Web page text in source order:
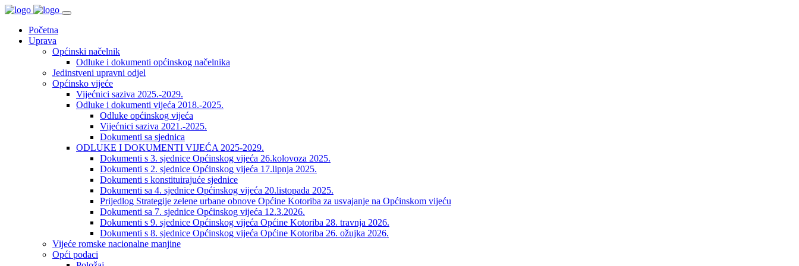
Početna
Uprava
Općinski načelnik
Odluke i dokumenti općinskog načelnika
Jedinstveni upravni odjel
Općinsko vijeće
Vijećnici saziva 2025.-2029.
Odluke i dokumenti vijeća 2018.-2025.
Odluke općinskog vijeća
Vijećnici saziva 2021.-2025.
Dokumenti sa sjednica
ODLUKE I DOKUMENTI VIJEĆA 2025-2029.
Dokumenti s 3. sjednice Općinskog vijeća 26.kolovoza 2025.
Dokumenti s 2. sjednice Općinskog vijeća 17.lipnja 2025.
Dokumenti s konstituirajuće sjednice
Dokumenti sa 4. sjednice Općinskog vijeća 20.listopada 2025.
Prijedlog Strategije zelene urbane obnove Općine Kotoriba za usvajanje na Općinskom vijeću
Dokumenti sa 7. sjednice Općinskog vijeća 12.3.2026.
Dokumenti s 9. sjednice Općinskog vijeća Općine Kotoriba 28. travnja 2026.
Dokumenti s 8. sjednice Općinskog vijeća Općine Kotoriba 26. ožujka 2026.
Vijeće romske nacionalne manjine
Opći podaci